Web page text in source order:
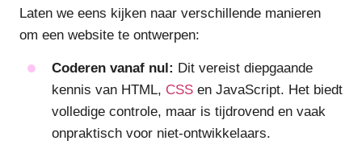
Laten we eens kijken naar verschillende manieren
om een website te ontwerpen:
Coderen vanaf nul: Dit vereist diepgaande
kennis van HTML, CSS en JavaScript. Het biedt
volledige controle, maar is tijdrovend en vaak
onpraktisch voor niet-ontwikkelaars.